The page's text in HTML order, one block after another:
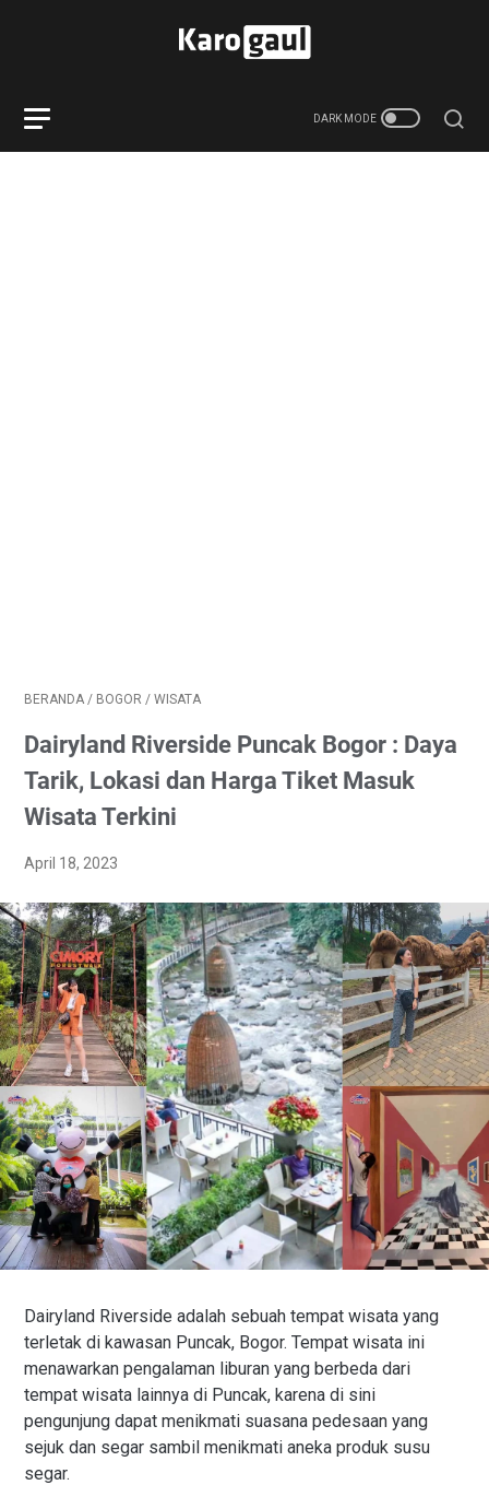
BERANDA / BOGOR / WISATA
Dairyland Riverside Puncak Bogor : Daya
Tarik, Lokasi dan Harga Tiket Masuk
Wisata Terkini
April 18, 2023
Dairyland Riverside adalah sebuah tempat wisata yang
terletak di kawasan Puncak, Bogor. Tempat wisata ini
menawarkan pengalaman liburan yang berbeda dari
tempat wisata lainnya di Puncak, karena di sini
pengunjung dapat menikmati suasana pedesaan yang
sejuk dan segar sambil menikmati aneka produk susu
segar.